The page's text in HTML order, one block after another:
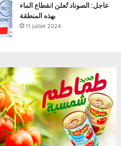
عاجل: الصوناد تُعلن انقطاع الماء
بهذه المنطقة
11 juillet 2024